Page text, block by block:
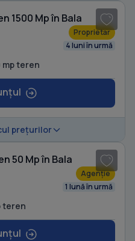
1500 Mp în Bala
Proprietar
4 luni în urmă
mp teren
prețurilor
50 Mp în Bala
Agenție
1 lună în urmă
teren